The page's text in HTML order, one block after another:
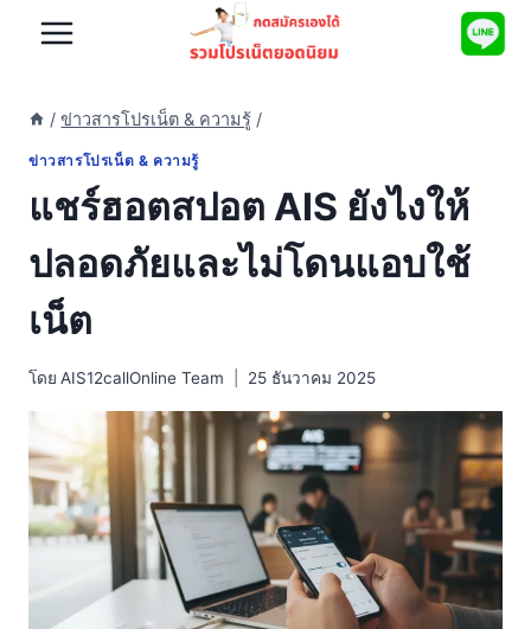
/ ข่าวสารโปรเน็ต & ความรู้ /
ข่าวสารโปรเน็ต & ความรู้
แชร์ฮอตสปอต AIS ยังไงให้
ปลอดภัยและไม่โดนแอบใช้
เน็ต
โดย AIS12callOnline Team 25 ธันวาคม 2025